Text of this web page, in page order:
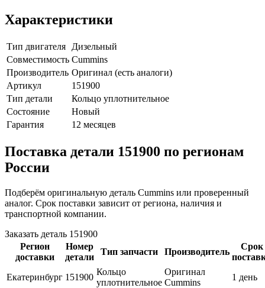
Характеристики
Тип двигателя
Дизельный
Совместимость Cummins
Производитель Оригинал (есть аналоги)
Артикул
151900
Тип детали
Кольцо уплотнительное
Состояние
Новый
Гарантия
12 месяцев
Поставка детали 151900 по регионам
России
Подберём оригинальную деталь Cummins или проверенный
аналог. Срок поставки зависит от региона, наличия и
транспортной компании.
Заказать деталь 151900
Регион
доставки
Номер
детали
Тип запчасти Производитель
Срок
Екатеринбург 151900
Кольцо
уплотнительное
Оригинал
Cummins
1 день